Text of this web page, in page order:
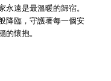
遠是最溫暖的歸宿。
降臨，守護著每一個安
的懷抱。